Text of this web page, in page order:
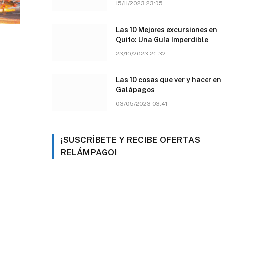
15/11/2023 23:05
Las 10 Mejores excursiones en
Quito: Una Guía Imperdible
23/10/2023 20:32
Las 10 cosas que ver y hacer en
Galápagos
03/05/2023 03:41
¡SUSCRÍBETE Y RECIBE OFERTAS
RELÁMPAGO!